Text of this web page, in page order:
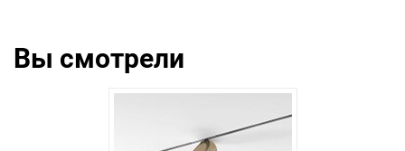
Вы смотрели